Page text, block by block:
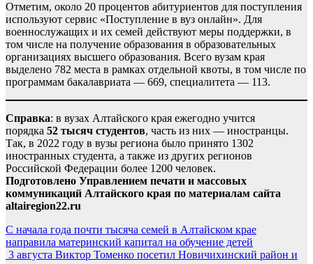
Отметим, около 20 процентов абитуриентов для поступления
используют сервис «Поступление в вуз онлайн». Для
военнослужащих и их семей действуют меры поддержки, в
том числе на получение образования в образовательных
организациях высшего образования. Всего вузам края
выделено 782 места в рамках отдельной квоты, в том числе по
программам бакалавриата — 669, специалитета — 113.
Справка: в вузах Алтайского края ежегодно учится
порядка 52 тысяч студентов, часть из них — иностранцы.
Так, в 2022 году в вузы региона было принято 1302
иностранных студента, а также из других регионов
Российской Федерации более 1200 человек.
Подготовлено Управлением печати и массовых
коммуникаций Алтайского края по материалам сайта
altairegion22.ru
Навигация
по
С начала года почти тысяча семей в Алтайском крае
направила материнский капитал на обучение детей
3 августа Виктор Томенко посетил Новичихинский район и